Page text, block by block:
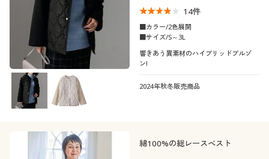
14件
■カラー/2色展開
■サイズ/S～3L
響きあう異素材のハイブリッドブルゾ
ン!
2024年秋冬販売商品
綿100%の総レースベスト